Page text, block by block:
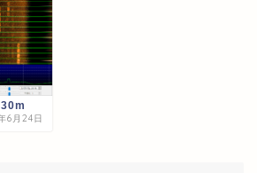
6月24日